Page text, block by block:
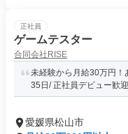
正社員
ゲームテスター
合同会社RISE
未経験から月給30万円！
35日/ 正社員デビュー歓
愛媛県松山市